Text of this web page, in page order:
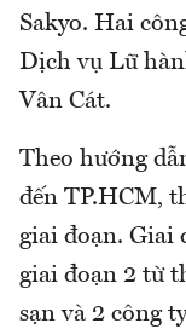
Sakyo. Hai
Dịch vụ Lữ
Vân Cát.
Theo hướng
đến TP.HCM,
giai đoạn. Giai
giai đoạn 2 từ
sạn và 2 công